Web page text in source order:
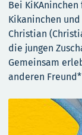
Bei
Kikaninchen
Christian
die jungen
Gemeinsam
anderen